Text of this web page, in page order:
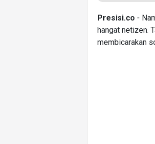
Presisi.co -
hangat netizen.
membicarakan